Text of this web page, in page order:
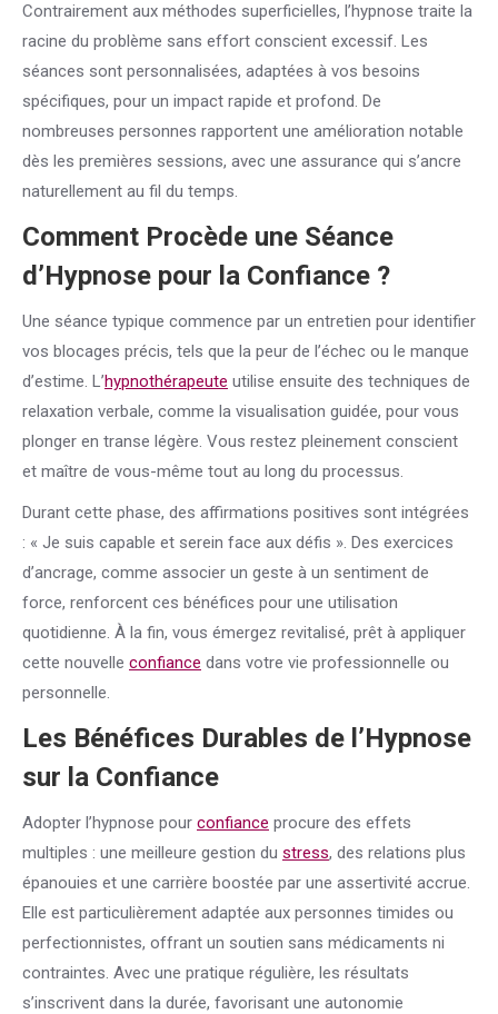
Contrairement aux méthodes superficielles, l’hypnose traite la
racine du problème sans effort conscient excessif. Les
séances sont personnalisées, adaptées à vos besoins
spécifiques, pour un impact rapide et profond. De
nombreuses personnes rapportent une amélioration notable
dès les premières sessions, avec une assurance qui s’ancre
naturellement au fil du temps.
Comment Procède une Séance
d’Hypnose pour la Confiance ?
Une séance typique commence par un entretien pour identifier
vos blocages précis, tels que la peur de l’échec ou le manque
d’estime. L’hypnothérapeute utilise ensuite des techniques de
relaxation verbale, comme la visualisation guidée, pour vous
plonger en transe légère. Vous restez pleinement conscient
et maître de vous-même tout au long du processus.
Durant cette phase, des affirmations positives sont intégrées
: « Je suis capable et serein face aux défis ». Des exercices
d’ancrage, comme associer un geste à un sentiment de
force, renforcent ces bénéfices pour une utilisation
quotidienne. À la fin, vous émergez revitalisé, prêt à appliquer
cette nouvelle confiance dans votre vie professionnelle ou
personnelle.
Les Bénéfices Durables de l’Hypnose
sur la Confiance
Adopter l’hypnose pour confiance procure des effets
multiples : une meilleure gestion du stress, des relations plus
épanouies et une carrière boostée par une assertivité accrue.
Elle est particulièrement adaptée aux personnes timides ou
perfectionnistes, offrant un soutien sans médicaments ni
contraintes. Avec une pratique régulière, les résultats
s’inscrivent dans la durée, favorisant une autonomie